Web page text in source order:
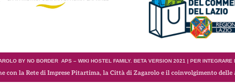
BY NO BORDER APS – WIKI HOSTEL FAMILY. BETA VERSION 2021 | PER
con la Rete di Imprese Pitartima, la Città di Zagarolo e il coinvolgimento delle